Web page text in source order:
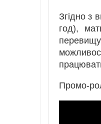
Згідно з
год),
Промо-